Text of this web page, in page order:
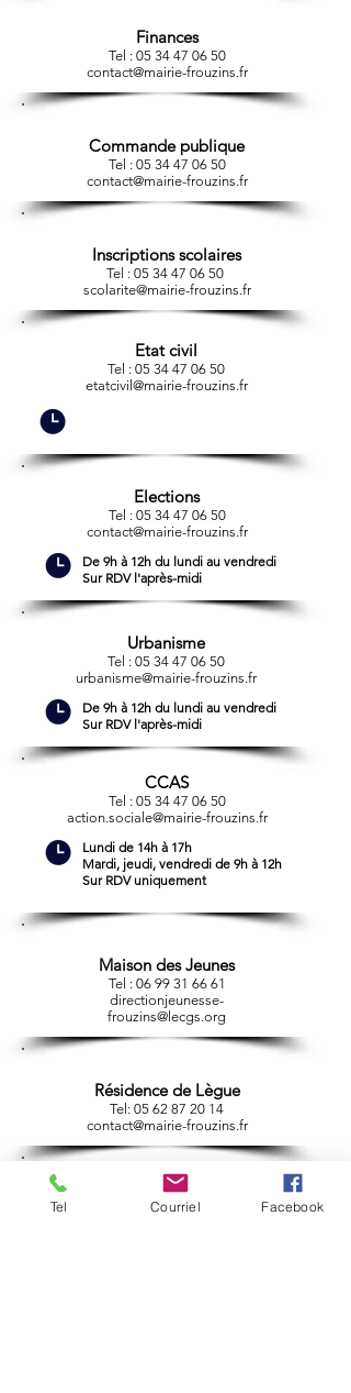
Finances
Tel : 05 34 47 06 50
contact@mairie-frouzins.fr
Commande publique
Tel : 05 34 47 06 50
contact@mairie-frouzins.fr
Inscriptions scolaires
Tel : 05 34 47 06 50
scolarite@mairie-frouzins.fr
Etat civil
Tel : 05 34 47 06 50
etatcivil@mairie-frouzins.fr
Elections
Tel : 05 34 47 06 50
contact@mairie-frouzins.fr
De 9h à 12h du lundi au vendredi
Sur RDV l'après-midi
Urbanisme
Tel : 05 34 47 06 50
urbanisme@mairie-frouzins.fr
De 9h à 12h du lundi au vendredi
Sur RDV l'après-midi
CCAS
Tel : 05 34 47 06 50
action.sociale@mairie-frouzins.fr
Lundi de 14h à 17h
Mardi, jeudi, vendredi de 9h à 12h
Sur RDV uniquement
Maison des Jeunes
Tel : 06 99 31 66 61
directionjeunesse-
frouzins@lecgs.org
Résidence de Lègue
Tel: 05 62 87 20 14
contact@mairie-frouzins.fr
Police municipale
05 34 47 07 03
Tel Courriel Facebook